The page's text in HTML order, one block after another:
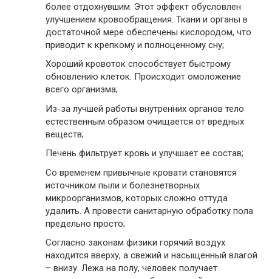
более отдохнувшим. Этот эффект обусловлен
улучшением кровообращения. Ткани и органы в
достаточной мере обеспечены кислородом, что
приводит к крепкому и полноценному сну;
Хороший кровоток способствует быстрому
обновлению клеток. Происходит омоложение
всего организма;
Из-за лучшей работы внутренних органов тело
естественным образом очищается от вредных
веществ;
Печень фильтрует кровь и улучшает ее состав;
Со временем привычные кровати становятся
источником пыли и болезнетворных
микроорганизмов, которых сложно оттуда
удалить. А провести санитарную обработку пола
предельно просто;
Согласно законам физики горячий воздух
находится вверху, а свежий и насыщенный влагой
– внизу. Лежа на полу, человек получает